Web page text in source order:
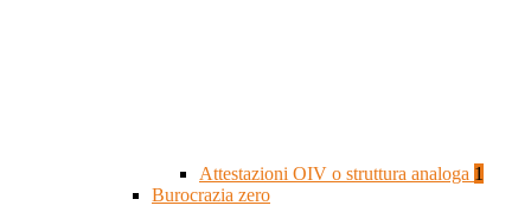
Attestazioni OIV o struttura analoga 1
Burocrazia zero